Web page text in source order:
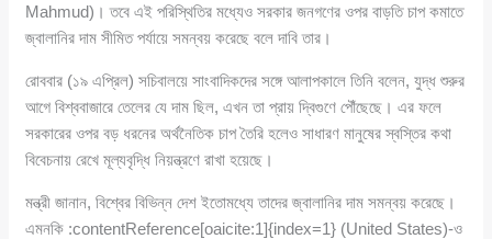
Mahmud)। তবে এই পরিস্থিতির মধ্যেও সরকার জনগণের ওপর বাড়তি চাপ কমাতে
জ্বালানির দাম সীমিত পর্যায়ে সমন্বয় করেছে বলে দাবি তার।
রোববার (১৯ এপ্রিল) সচিবালয়ে সাংবাদিকদের সঙ্গে আলাপকালে তিনি বলেন, যুদ্ধ শুরুর
আগে বিশ্ববাজারে তেলের যে দাম ছিল, এখন তা প্রায় দ্বিগুণে পৌঁছেছে। এর ফলে
সরকারের ওপর বড় ধরনের অর্থনৈতিক চাপ তৈরি হলেও সাধারণ মানুষের স্বস্তির কথা
বিবেচনায় রেখে মূল্যবৃদ্ধি নিয়ন্ত্রণে রাখা হয়েছে।
মন্ত্রী জানান, বিশ্বের বিভিন্ন দেশ ইতোমধ্যে তাদের জ্বালানির দাম সমন্বয় করেছে।
এমনকি :contentReference[oaicite:1]{index=1} (United States)-ও